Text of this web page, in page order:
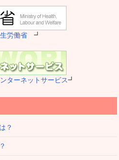
労働省 ┛
ターネットサービス┛
？